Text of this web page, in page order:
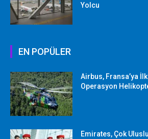
Yolcu
EN POPÜLER
Airbus, Fransa’ya
Operasyon
Emirates, Çok